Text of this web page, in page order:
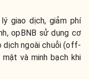
giao dịch, giảm phí
opBNB sử dụng cơ
dịch ngoài chuỗi (off-
và minh bạch khi